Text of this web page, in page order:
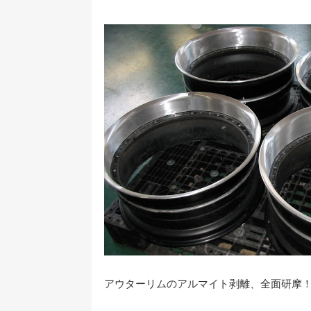
アウターリムのアルマイト剥離、全面研摩